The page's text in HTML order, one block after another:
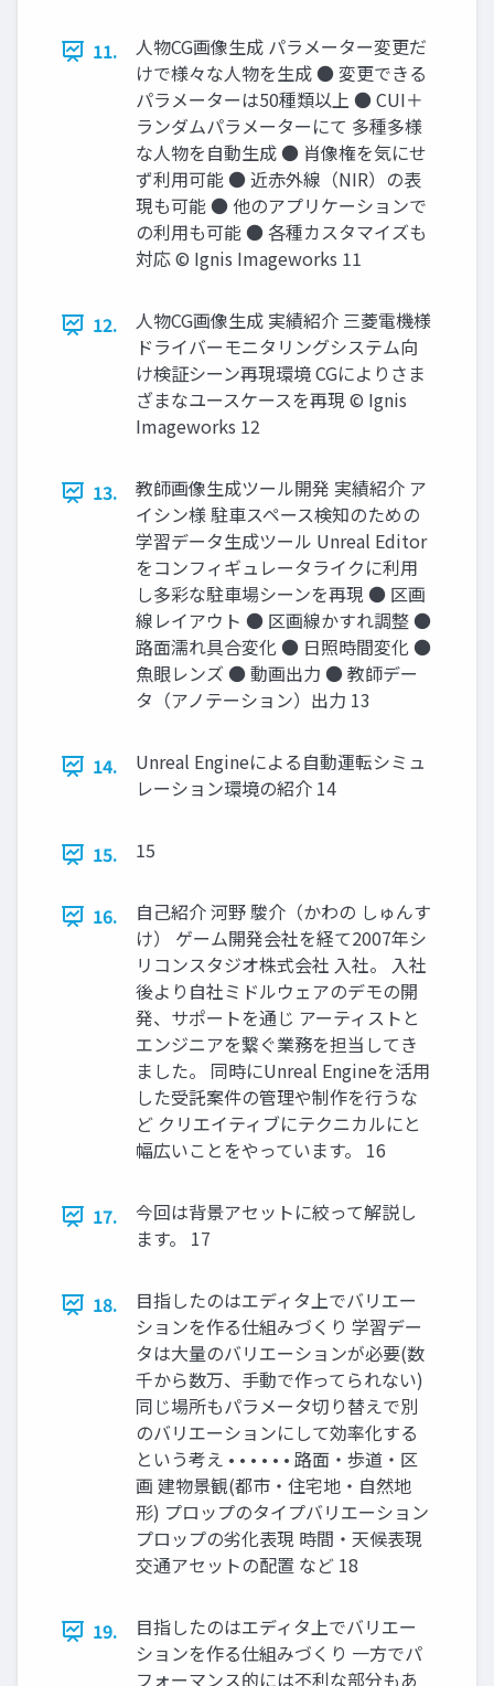
11.
人物CG画像生成 パラメーター変更だ
けで様々な人物を生成 ● 変更できる
パラメーターは50種類以上 ● CUI＋
ランダムパラメーターにて 多種多様
な人物を自動生成 ● 肖像権を気にせ
ず利用可能 ● 近赤外線（NIR）の表
現も可能 ● 他のアプリケーションで
の利用も可能 ● 各種カスタマイズも
対応 © Ignis Imageworks 11
12.
人物CG画像生成 実績紹介 三菱電機様
ドライバーモニタリングシステム向
け検証シーン再現環境 CGによりさま
ざまなユースケースを再現 © Ignis
Imageworks 12
13.
教師画像生成ツール開発 実績紹介 ア
イシン様 駐車スペース検知のための
学習データ生成ツール Unreal Editor
をコンフィギュレータライクに利用
し多彩な駐車場シーンを再現 ● 区画
線レイアウト ● 区画線かすれ調整 ●
路面濡れ具合変化 ● 日照時間変化 ●
魚眼レンズ ● 動画出力 ● 教師デー
タ（アノテーション）出力 13
14.
Unreal Engineによる自動運転シミュ
レーション環境の紹介 14
15. 15
16.
自己紹介 河野 駿介（かわの しゅんす
け） ゲーム開発会社を経て2007年シ
リコンスタジオ株式会社 入社。 入社
後より自社ミドルウェアのデモの開
発、サポートを通じ アーティストと
エンジニアを繋ぐ業務を担当してき
ました。 同時にUnreal Engineを活用
した受託案件の管理や制作を行うな
ど クリエイティブにテクニカルにと
幅広いことをやっています。 16
17.
今回は背景アセットに絞って解説し
ます。 17
18.
目指したのはエディタ上でバリエー
ションを作る仕組みづくり 学習デー
タは大量のバリエーションが必要(数
千から数万、手動で作ってられない)
同じ場所もパラメータ切り替えで別
のバリエーションにして効率化する
という考え • • • • • • 路面・歩道・区
画 建物景観(都市・住宅地・自然地
形) プロップのタイプバリエーション
プロップの劣化表現 時間・天候表現
交通アセットの配置 など 18
19.
目指したのはエディタ上でバリエー
ションを作る仕組みづくり 一方でパ
フォーマンス的には不利な部分もあ